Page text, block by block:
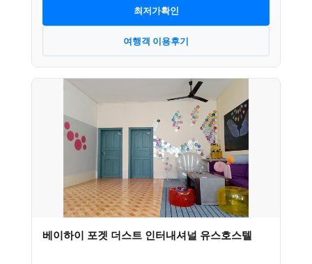
최저가확인
여행객 이용후기
베이하이 포겟 더스트 인터내셔널 유스호스텔